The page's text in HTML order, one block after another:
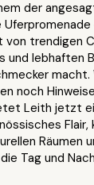
der
trendigen
und lebhaften
macht.
noch
Leith jetzt
Räumen
Tag und